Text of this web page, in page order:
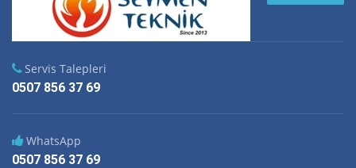
Servis Talepleri
0507 856 37 69
WhatsApp
0507 856 37 69